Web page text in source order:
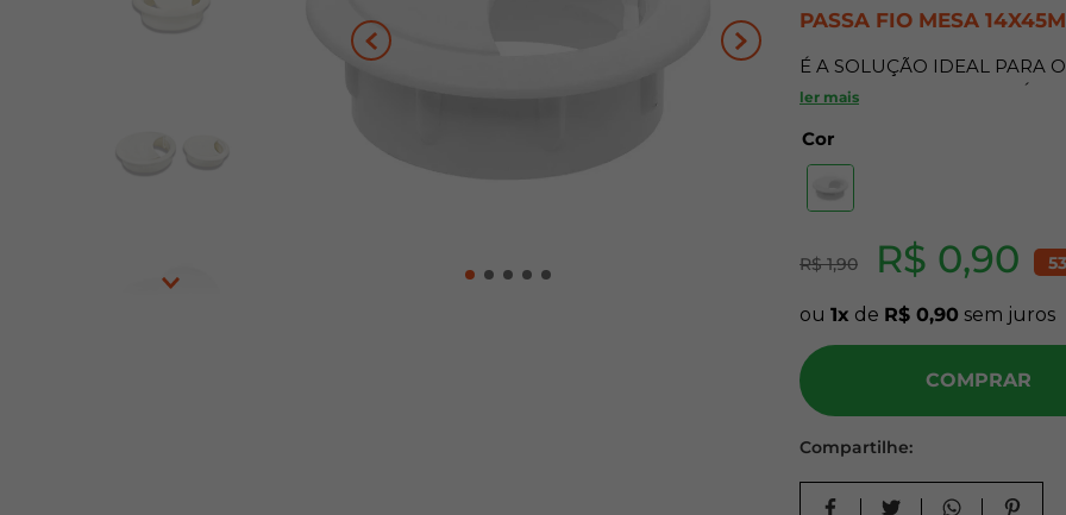
PASSA FIO MESA
É A SOLUÇÃO IDEAL PARA
ESTANTES E OUTROS MÓVEIS
Características do
ACABAMENTO BRANCO
Indicação:
Benefícios:
SEU FORMATO COMPACTO
BUSCA UMA MANEIRA
COMPROMETER A ESTÉTICA
ler mais
Cor
R$ 0,90
R$ 1,90
ou 1 de R$ 0,90 sem juros
COMPRAR
Compartilhe:
10º carpete